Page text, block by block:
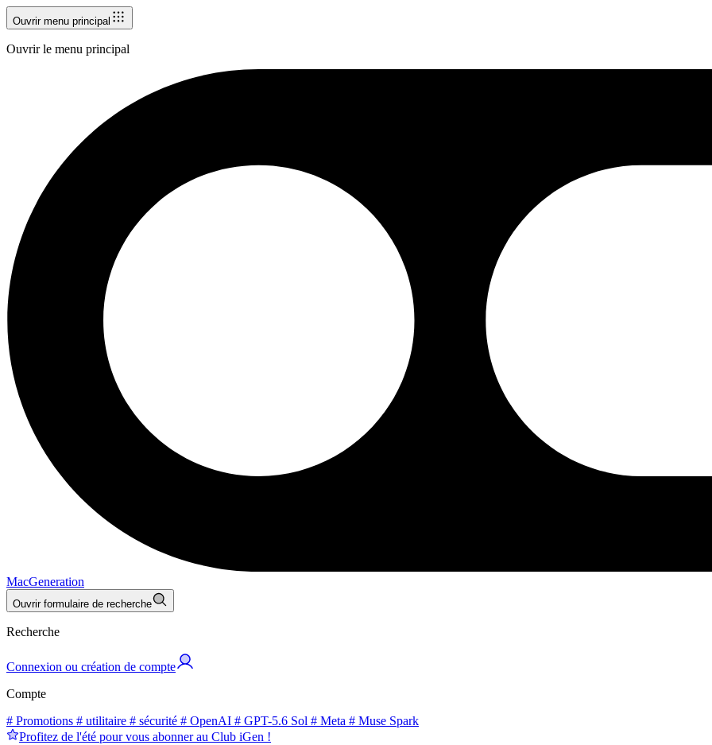
Ouvrir menu principal
Ouvrir le menu principal
MacGeneration
Ouvrir formulaire de recherche
Recherche
Connexion ou création de compte
Compte
# Promotions # utilitaire # sécurité # OpenAI # GPT-5.6 Sol # Meta # Muse Spark
Profitez de l'été pour vous abonner au Club iGen !